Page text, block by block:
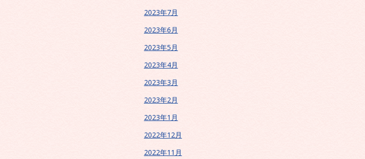
2023年7月
2023年6月
2023年5月
2023年4月
2023年3月
2023年2月
2023年1月
2022年12月
2022年11月